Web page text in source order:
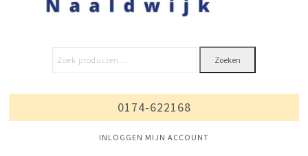
Zoeken
0174-622168
INLOGGEN MIJN ACCOUNT